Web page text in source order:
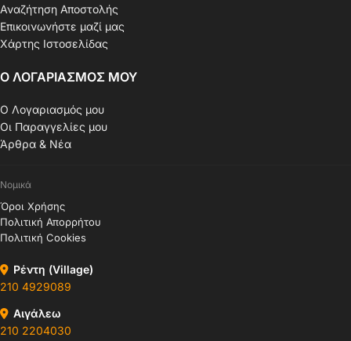
Αναζήτηση Αποστολής
Επικοινωνήστε μαζί μας
Χάρτης Ιστοσελίδας
Ο ΛΟΓΑΡΙΑΣΜΟΣ ΜΟΥ
Ο Λογαριασμός μου
Οι Παραγγελίες μου
Άρθρα & Νέα
Νομικά
Όροι Χρήσης
Πολιτική Απορρήτου
Πολιτική Cookies
Ρέντη (Village)
210 4929089
Αιγάλεω
210 2204030